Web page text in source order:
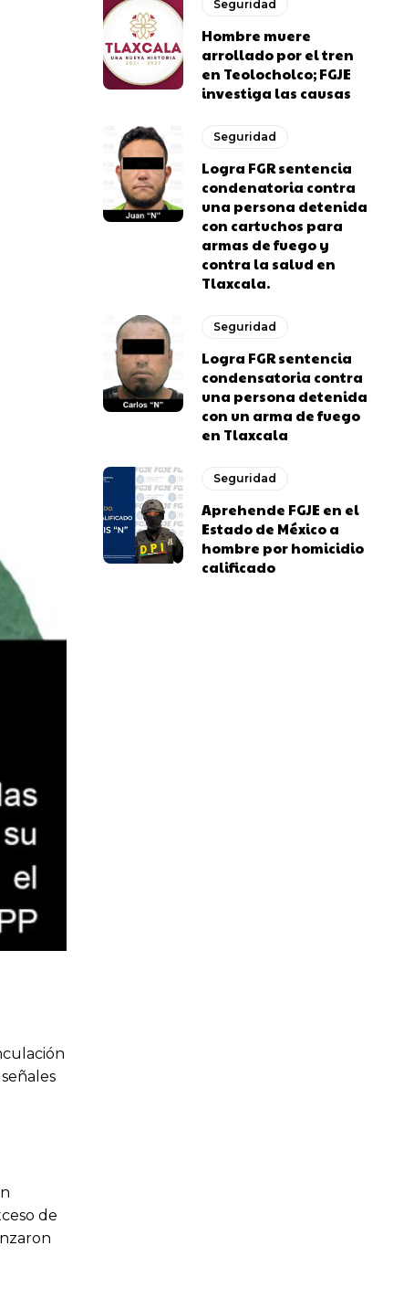
de
Seguridad
Hombre muere
arrollado por el tren
en Teolocholco; FGJE
investiga las causas
Seguridad
Logra FGR sentencia
condenatoria contra
una persona detenida
con cartuchos para
armas de fuego y
contra la salud en
Tlaxcala.
Seguridad
Logra FGR sentencia
condensatoria contra
una persona detenida
con un arma de fuego
en Tlaxcala
Seguridad
Aprehende FGJE en el
Estado de México a
hombre por homicidio
calificado